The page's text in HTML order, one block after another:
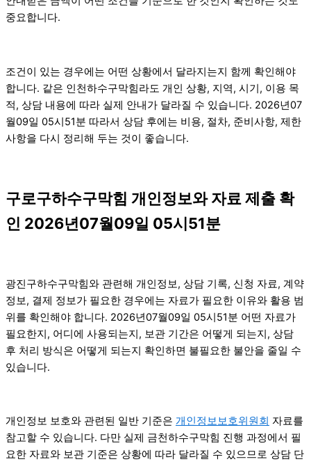
중요합니다.
조건이 있는 경우에는 어떤 상황에서 달라지는지 함께 확인해야
합니다. 같은 인천하수구막힘라도 개인 상황, 지역, 시기, 이용 목
적, 상담 내용에 따라 실제 안내가 달라질 수 있습니다. 2026년07
월09일 05시51분 따라서 상담 후에는 비용, 절차, 준비사항, 제한
사항을 다시 정리해 두는 것이 좋습니다.
구로구하수구막힘 개인정보와 자료 제출 확
인 2026년07월09일 05시51분
광진구하수구막힘와 관련해 개인정보, 상담 기록, 신청 자료, 계약
정보, 결제 정보가 필요한 경우에는 자료가 필요한 이유와 활용 범
위를 확인해야 합니다. 2026년07월09일 05시51분 어떤 자료가
필요한지, 어디에 사용되는지, 보관 기간은 어떻게 되는지, 상담
후 처리 방식은 어떻게 되는지 확인하면 불필요한 불안을 줄일 수
있습니다.
개인정보 보호와 관련된 일반 기준은 개인정보보호위원회 자료를
참고할 수 있습니다. 다만 실제 금천하수구막힘 진행 과정에서 필
요한 자료와 보관 기준은 상황에 따라 달라질 수 있으므로 상담 단